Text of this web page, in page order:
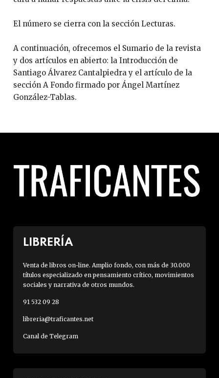
El número se cierra con la sección Lecturas.
A continuación, ofrecemos el Sumario de la revista
y dos artículos en abierto: la Introducción de
Santiago Álvarez Cantalpiedra y el artículo de la
sección A Fondo firmado por Ángel Martínez
González-Tablas.
LIBRERÍA
Venta de libros on-line. Amplio fondo, con más de 30.000
títulos especializado en pensamiento crítico, movimientos
sociales y narrativa de otros mundos.
91 532 09 28
libreria@traficantes.net
Canal de Telegram